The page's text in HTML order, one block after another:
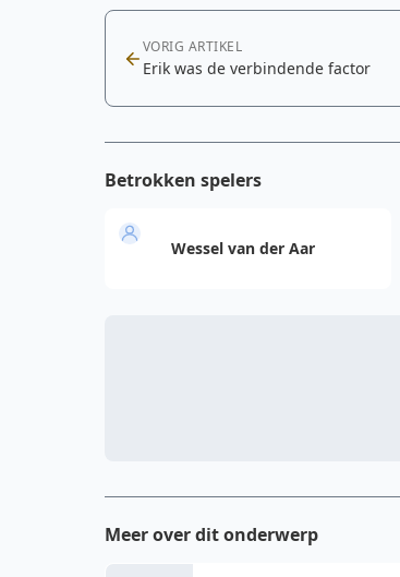
VORIG ARTIKEL
Erik was de verbindende factor
Betrokken spelers
Wessel van der Aar
Meer over dit onderwerp